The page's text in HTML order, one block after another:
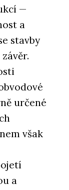
—
a
stavby
určené
však
a